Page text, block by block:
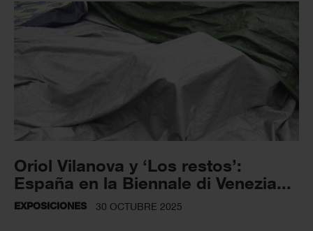
Oriol Vilanova y ‘Los restos’:
España en la Biennale di Venezia...
EXPOSICIONES 30 OCTUBRE 2025